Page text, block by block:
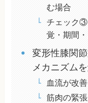
む場合
チェック③
覚・期間・
変形性膝関
メカニズム
血流が改
筋肉の緊